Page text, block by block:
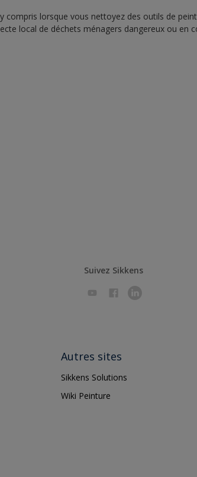
compris lorsque vous nettoyez des outils de
local de déchets ménagers dangereux ou en
Suivez Sikkens
Autres sites
Sikkens Solutions
Wiki Peinture